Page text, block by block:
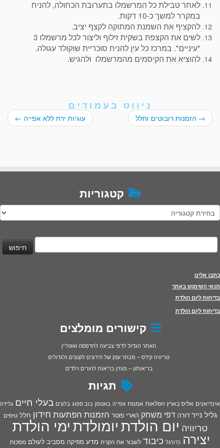
לאחר טבילת כל המרשמלו בתערובת הכחולה, להניח
במקרר למשך כ-10 דקות.
להקציף את השמנת המתוקה לקצף יציב.
לשים את הקצפת בשקית זילוף וליצור לכל מרשמלו 3
"עיניים". במרכז כל עין להניח סוכריית שוקולד עגולה.
להוציא את הקיסמים מהמרשמלו ולהגיש.
ניווט בעמודים
→ הזמנות רובוטים וחלל עוגיות ירח ללא אפייה ←
קטגוריות
קטגוריות
חיפוש:
כתבו אלינו
תנאי השימוש באתר
בדיחות ליום הולדת
בדיחות ליום הולדת
קישורים מומלצים
האתר הגדול לדפי צביעה להדפסה ואונליין
טריוויה קידס – מבחר ענק של חידונים לקטנים ולגדולים
בריאותון – מגזין בריאות להורים וילדים
תגיות
אינדיאנים אליס בארץ הפלאות אמנות אפייה באטמן בוב ספוג בלונים בעלי חיים גלידה
גליל נייר דורה דפי משחק הארי פוטר הזמנות הפתעות חידון חלל טיפים
טריוויה יום הולדתיומולדתימי הולדת
יצירה כדורגל כיבוד לשבור את הקרח מדע מוזיקה מסביב לעולם מסכות